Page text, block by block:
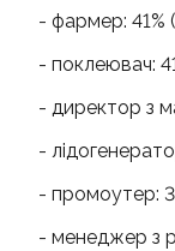
- фармер: 41%
- поклеювач:
- директор з
-
- промоутер:
- менеджер з